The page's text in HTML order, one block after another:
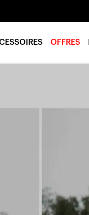
OFFRES